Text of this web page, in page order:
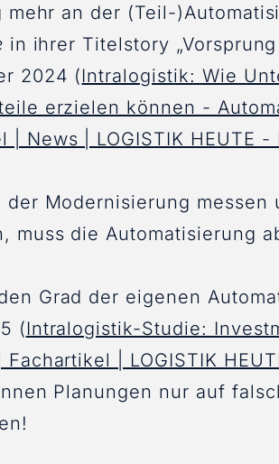
an der (Teil-
in ihrer Titelstory
2024 (Intralogistik: Wie
erzielen können -
News | LOGISTIK HEUTE -
Modernisierung messen
muss die Automatisierung
Grad der eigenen
(Intralogistik-Studie:
| LOGISTIK
Planungen nur auf